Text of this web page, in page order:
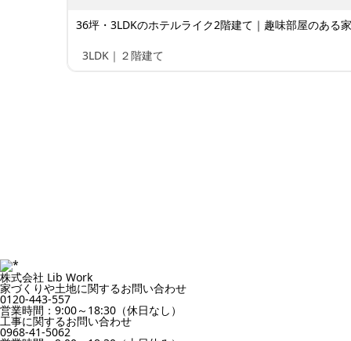
36坪・3LDKのホテルライク2階建て｜趣味部屋のある
3LDK｜２階建て
株式会社 Lib Work
家づくりや土地に関するお問い合わせ
0120-443-557
営業時間：9:00～18:30（休日なし）
工事に関するお問い合わせ
0968-41-5062